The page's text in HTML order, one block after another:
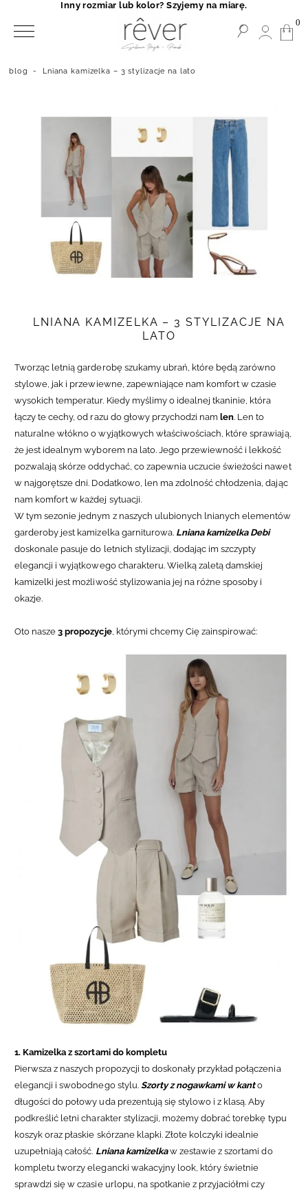
blog - Lniana kamizelka – 3 stylizacje na lato
LNIANA KAMIZELKA – 3 STYLIZACJE NA
LATO
Tworząc letnią garderobę szukamy ubrań, które będą zarówno
stylowe, jak i przewiewne, zapewniające nam komfort w czasie
wysokich temperatur. Kiedy myślimy o idealnej tkaninie, która
łączy te cechy, od razu do głowy przychodzi namlen. Len to
naturalne włókno o wyjątkowych właściwościach, które sprawiają,
że jest idealnym wyborem na lato. Jego przewiewność i lekkość
pozwalają skórze oddychać, co zapewnia uczucie świeżości nawet
w najgorętsze dni. Dodatkowo, len ma zdolność chłodzenia, dając
nam komfort w każdej sytuacji.
W tym sezonie jednym z naszych ulubionych lnianych elementów
garderoby jest kamizelka garniturowa. Lniana kamizelka Debi
doskonale pasuje do letnich stylizacji, dodając im szczypty
elegancji i wyjątkowego charakteru. Wielką zaletą damskiej
kamizelki jest możliwość stylizowania jej na różne sposoby i
okazje.
Oto nasze3 propozycje, którymi chcemy Cię zainspirować:
1. Kamizelka z szortami do kompletu
Pierwsza z naszych propozycji to doskonały przykład połączenia
elegancji i swobodnego stylu. Szorty z nogawkami w kant o
długości do połowy uda prezentują się stylowo i z klasą.Aby
podkreślić letni charakter stylizacji, możemy dobrać torebkę typu
koszyk oraz płaskie skórzane klapki. Złote kolczyki idealnie
uzupełniają całość. Lniana kamizelkaw zestawie z szortami do
kompletu tworzy elegancki wakacyjny look, który świetnie
sprawdzi się w czasie urlopu, na spotkanie z przyjaciółmi czy
0
Inny rozmiar lub kolor? Szyjemy na miarę.